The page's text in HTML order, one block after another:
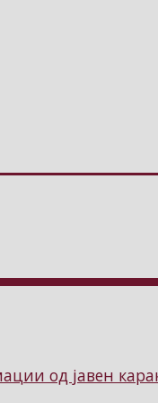
од јавен